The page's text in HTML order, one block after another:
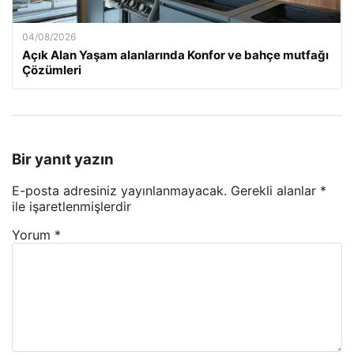
04/08/2026
Açık Alan Yaşam alanlarında Konfor ve bahçe mutfağı
Çözümleri
Bir yanıt yazın
E-posta adresiniz yayınlanmayacak. Gerekli alanlar *
ile işaretlenmişlerdir
Yorum *